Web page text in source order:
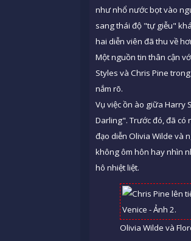
như nhổ nước bọt vào
sang thái độ "tự giễu"
hai diễn viên đã thu về
Một nguồn tin thân cận
Styles và Chris Pine
nắm rõ.
Vụ việc ồn ào giữa Harry
Darling". Trước đó, đã
đạo diễn Olivia Wilde và
không ôm hôn hay nhìn
hô nhiệt liệt.
Olivia Wilde và